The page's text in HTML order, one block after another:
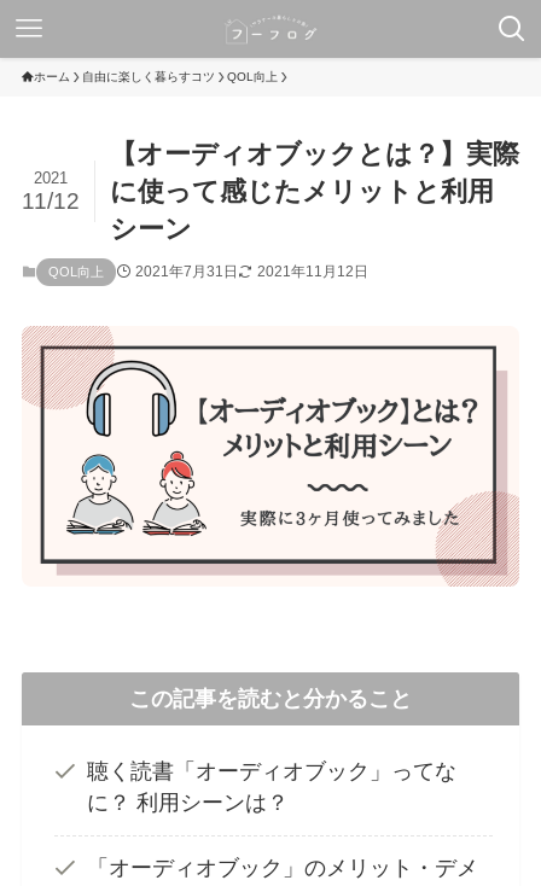
ホーム 自由に楽しく暮らすコツ QOL向上
【オーディオブックとは？】実際
に使って感じたメリットと利用
シーン
2021
11/12
QOL向上 2021年7月31日 2021年11月12日
この記事を読むと分かること
聴く読書「オーディオブック」ってな
に？ 利用シーンは？
「オーディオブック」のメリット・デメ